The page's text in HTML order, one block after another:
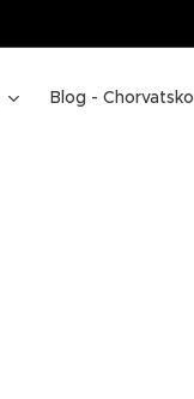
Blog - Chorvatsko